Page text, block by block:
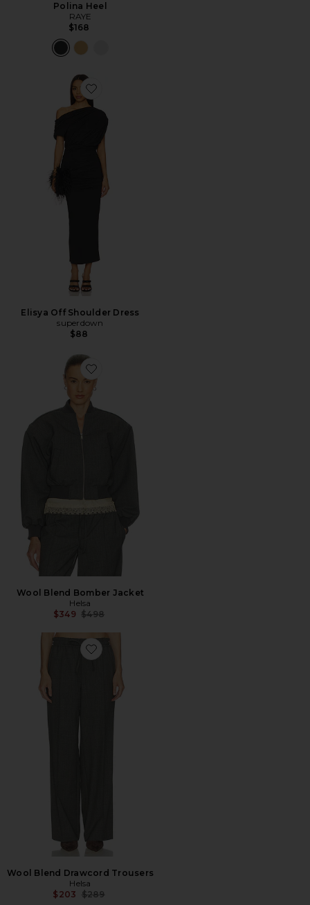
Polina Heel
RAYE
$168
Favorite Elisya Off Shoulder Dress
Elisya Off Shoulder Dress
superdown
$88
Favorite Wool Blend Bomber Jacket
Wool Blend Bomber Jacket
Helsa
$349 Previous price:
$498
Favorite Wool Blend Drawcord Trousers
Wool Blend Drawcord Trousers
Helsa
$203 Previous price:
$289